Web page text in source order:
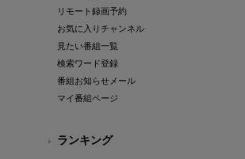
リモート録画予約
お気に入りチャンネル
見たい番組一覧
検索ワード登録
番組お知らせメール
マイ番組ページ
ランキング